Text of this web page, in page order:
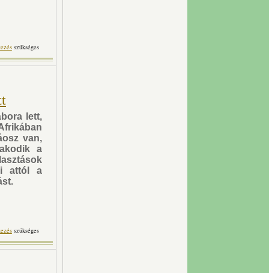
- de mitől félnek
szükséges
lett,
van,
a
attól a
alatt tartalommal
szükséges